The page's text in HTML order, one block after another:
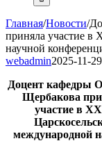
Главная/Новости/
приняла участие в
научной
webadmin2025-11-
Доцент кафедры
Щербакова
участие в
международной